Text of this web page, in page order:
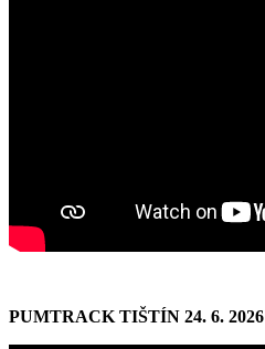
PUMTRACK TIŠTÍN 24. 6. 2026